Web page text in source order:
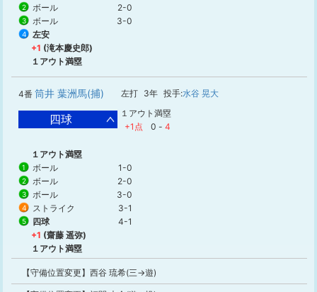
2 ボール 2-0
3 ボール 3-0
4
左安
+1 (滝本慶史郎)
１アウト満塁
4番 筒井 葉洲馬(捕) 左打 3年 投手:水谷 晃大
四球
１アウト満塁
+1点
0 - 4
１アウト満塁
1 ボール 1-0
2 ボール 2-0
3 ボール 3-0
4 ストライク 3-1
5 四球
4-1
+1 (齋藤 遥弥)
１アウト満塁
【守備位置変更】西谷 琉希(三→遊)